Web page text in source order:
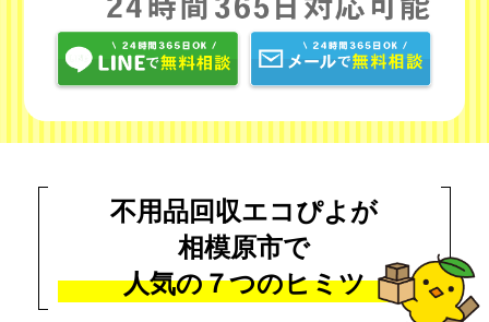
不用品回収エコぴよが
相模原市で
人気の７つのヒミツ